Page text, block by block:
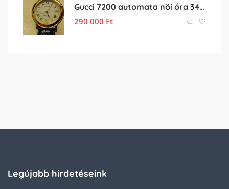
Gucci 7200 automata nöi óra 34 mm Eta 2892-2 (aranyozott)
290 000 Ft
Legújabb hirdetéseink